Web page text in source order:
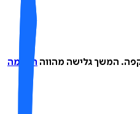
המשך גלישה מהווההסכמה